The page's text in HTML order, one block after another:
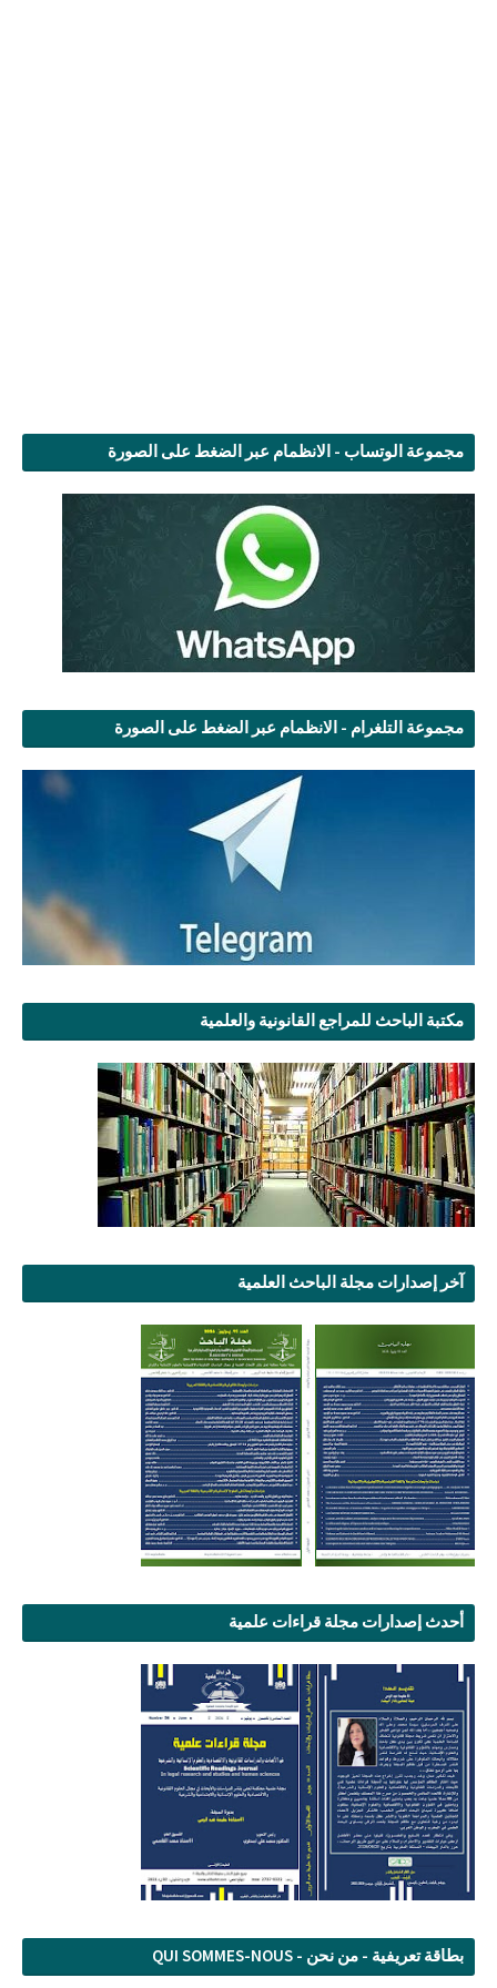
مجموعة الوتساب - الانظمام عبر الضغط على الصورة
مجموعة التلغرام - الانظمام عبر الضغط على الصورة
مكتبة الباحث للمراجع القانونية والعلمية
آخر إصدارات مجلة الباحث العلمية
أحدث إصدارات مجلة قراءات علمية
بطاقة تعريفية - من نحن - QUI SOMMES-NOUS